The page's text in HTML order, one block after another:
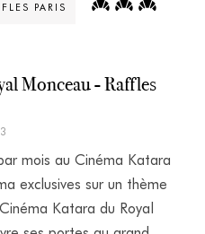
PARIS
Monceau - Raffles
mois au Cinéma Katara
exclusives sur un thème
Katara du Royal